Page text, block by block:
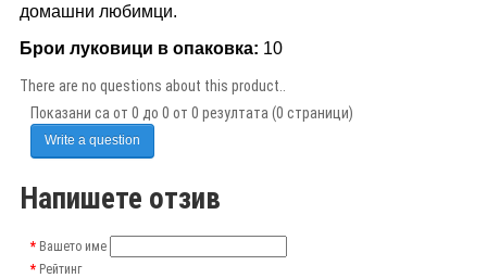
домашни любимци.
Брои луковици в опаковка: 10
There are no questions about this product..
Показани са от 0 до 0 от 0 резултата (0 страници)
Write a question
Напишете отзив
Вашето име
Рейтинг